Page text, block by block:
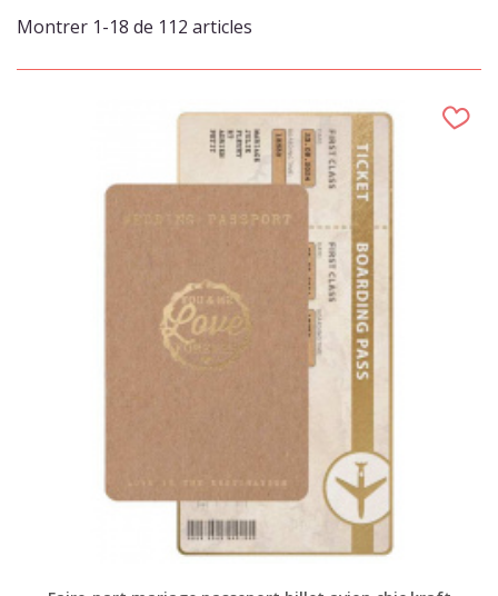
Montrer 1-18 de 112 articles